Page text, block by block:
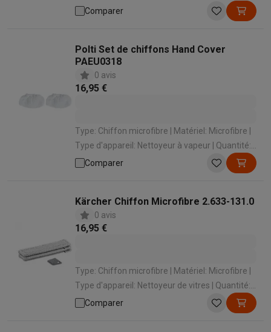
Marque: Leifheit
Comparer
Polti Set de chiffons Hand Cover
PAEU0318
0 avis
16,95 €
Type: Chiffon microfibre | Matériel: Microfibre |
Type d'appareil: Nettoyeur à vapeur | Quantité:
2 | Marque: Polti
Comparer
Kärcher Chiffon Microfibre 2.633-131.0
0 avis
16,95 €
Type: Chiffon microfibre | Matériel: Microfibre |
Type d'appareil: Nettoyeur de vitres | Quantité:
1 | Marque: Kärcher
Comparer